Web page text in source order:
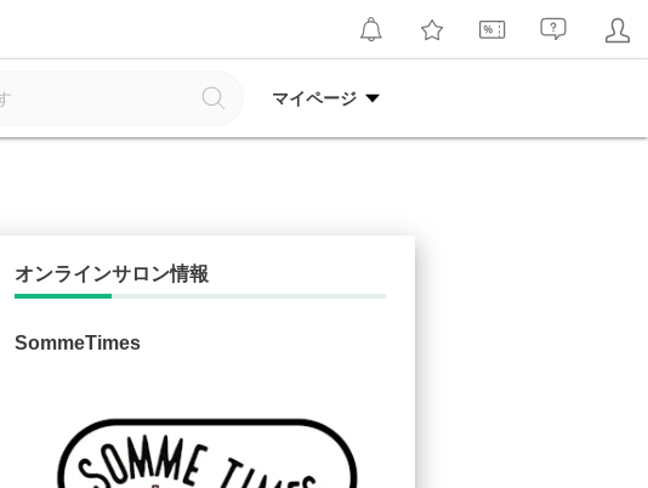
マイページ
オンラインサロン情報
SommeTimes